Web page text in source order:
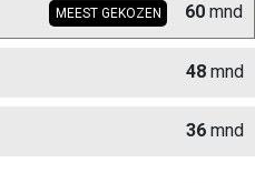
MEEST GEKOZEN 60 mnd
48 mnd
36 mnd